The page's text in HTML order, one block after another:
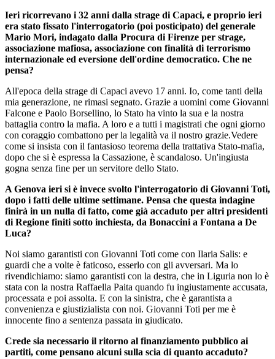
Ieri ricorrevano i 32 anni dalla strage di Capaci, e proprio ieri
era stato fissato l'interrogatorio (poi posticipato) del generale
Mario Mori, indagato dalla Procura di Firenze per strage,
associazione mafiosa, associazione con finalità di terrorismo
internazionale ed eversione dell'ordine democratico. Che ne
pensa?
All'epoca della strage di Capaci avevo 17 anni. Io, come tanti della
mia generazione, ne rimasi segnato. Grazie a uomini come Giovanni
Falcone e Paolo Borsellino, lo Stato ha vinto la sua e la nostra
battaglia contro la mafia. A loro e a tutti i magistrati che ogni giorno
con coraggio combattono per la legalità va il nostro grazie.Vedere
come si insista con il fantasioso teorema della trattativa Stato-mafia,
dopo che si è espressa la Cassazione, è scandaloso. Un'ingiusta
gogna senza fine per un servitore dello Stato.
A Genova ieri si è invece svolto l'interrogatorio di Giovanni Toti,
dopo i fatti delle ultime settimane. Pensa che questa indagine
finirà in un nulla di fatto, come già accaduto per altri presidenti
di Regione finiti sotto inchiesta, da Bonaccini a Fontana a De
Luca?
Noi siamo garantisti con Giovanni Toti come con Ilaria Salis: e
guardi che a volte è faticoso, esserlo con gli avversari. Ma lo
rivendichiamo: siamo garantisti con la destra, che in Liguria non lo è
stata con la nostra Raffaella Paita quando fu ingiustamente accusata,
processata e poi assolta. E con la sinistra, che è garantista a
convenienza e giustizialista con noi. Giovanni Toti per me è
innocente fino a sentenza passata in giudicato.
Crede sia necessario il ritorno al finanziamento pubblico ai
partiti, come pensano alcuni sulla scia di quanto accaduto?